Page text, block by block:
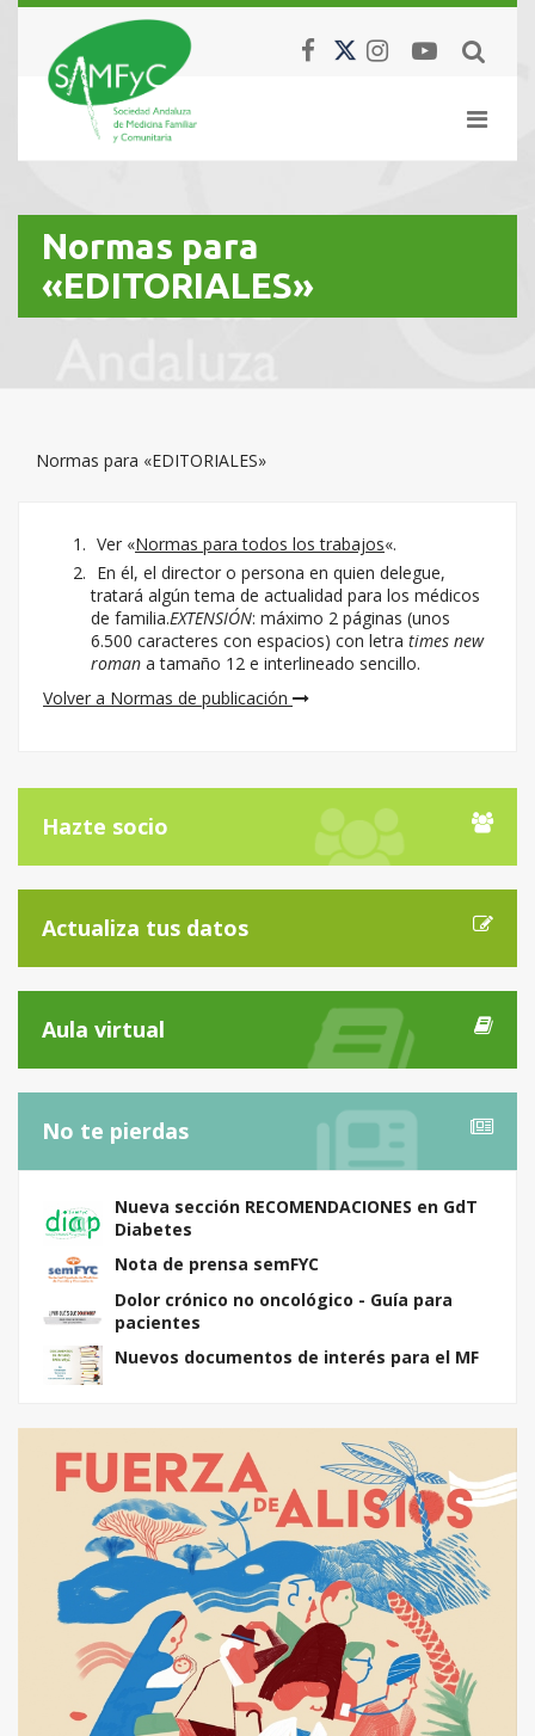
Normas para
«EDITORIALES»
Normas para «EDITORIALES»
Ver «Normas para todos los trabajos«.
En él, el director o persona en quien delegue,
tratará algún tema de actualidad para los médicos
de familia.EXTENSIÓN: máximo 2 páginas (unos
6.500 caracteres con espacios) con letra times new
roman a tamaño 12 e interlineado sencillo.
Volver a Normas de publicación
Hazte socio
Actualiza tus datos
Aula virtual
No te pierdas
Nueva sección RECOMENDACIONES en GdT
Diabetes
Nota de prensa semFYC
Dolor crónico no oncológico - Guía para
pacientes
Nuevos documentos de interés para el MF